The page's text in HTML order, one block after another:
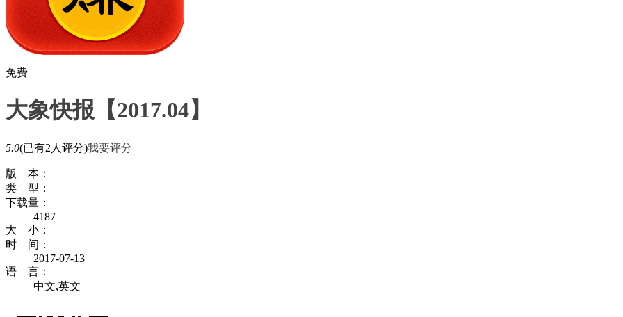
免费
大象快报【2017.04】
5.0(已有2人评分)我要评分
版 本：
类 型：
下载量：
4187
大 小：
时 间：
2017-07-13
语 言：
中文,英文